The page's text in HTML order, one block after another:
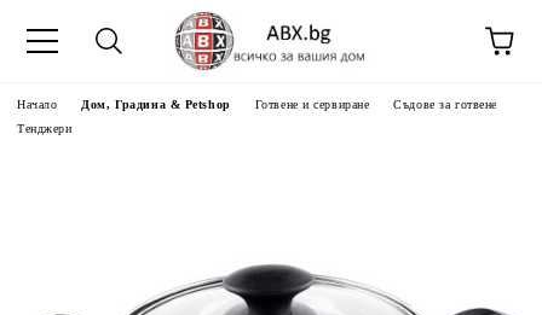
Начало Дом, Градина & Petshop Готвене и сервиране
Съдове за готвене
Тенджери